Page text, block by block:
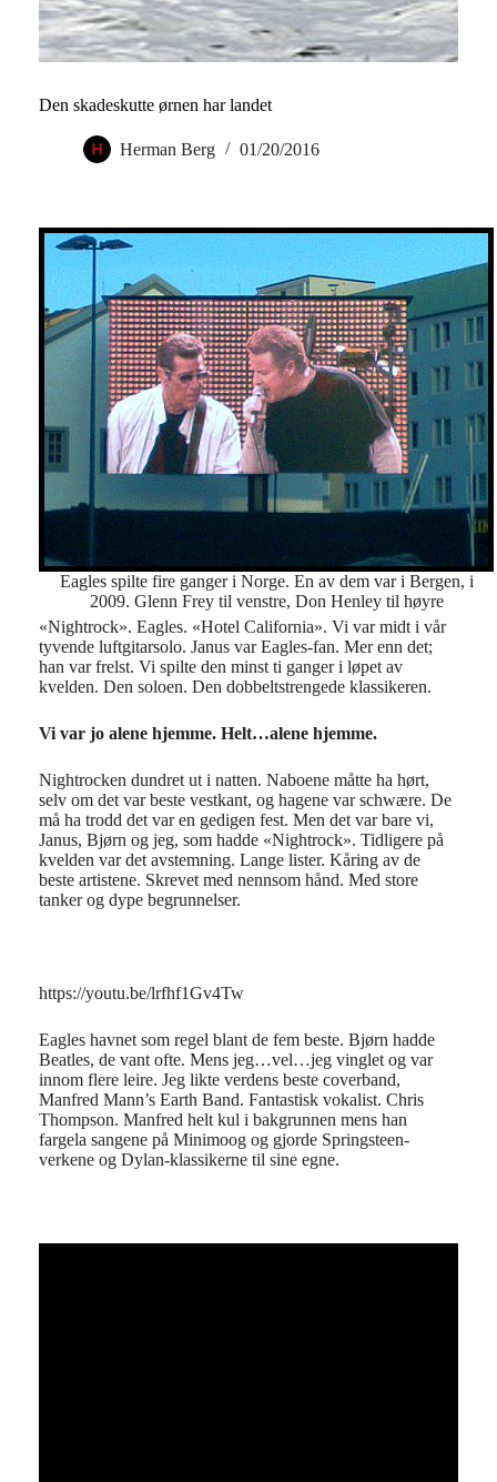
Den skadeskutte ørnen har landet
Herman Berg 01/20/2016
Eagles spilte fire ganger i Norge. En av dem var i Bergen, i
2009. Glenn Frey til venstre, Don Henley til høyre
«Nightrock». Eagles. «Hotel California». Vi var midt i vår
tyvende luftgitarsolo. Janus var Eagles-fan. Mer enn det;
han var frelst. Vi spilte den minst ti ganger i løpet av
kvelden. Den soloen. Den dobbeltstrengede klassikeren.
Vi var jo alene hjemme. Helt…alene hjemme.
Nightrocken dundret ut i natten. Naboene måtte ha hørt,
selv om det var beste vestkant, og hagene var schwære. De
må ha trodd det var en gedigen fest. Men det var bare vi,
Janus, Bjørn og jeg, som hadde «Nightrock». Tidligere på
kvelden var det avstemning. Lange lister. Kåring av de
beste artistene. Skrevet med nennsom hånd. Med store
tanker og dype begrunnelser.
https://youtu.be/lrfhf1Gv4Tw
Eagles havnet som regel blant de fem beste. Bjørn hadde
Beatles, de vant ofte. Mens jeg…vel…jeg vinglet og var
innom flere leire. Jeg likte verdens beste coverband,
Manfred Mann’s Earth Band. Fantastisk vokalist. Chris
Thompson. Manfred helt kul i bakgrunnen mens han
fargela sangene på Minimoog og gjorde Springsteen-
verkene og Dylan-klassikerne til sine egne.